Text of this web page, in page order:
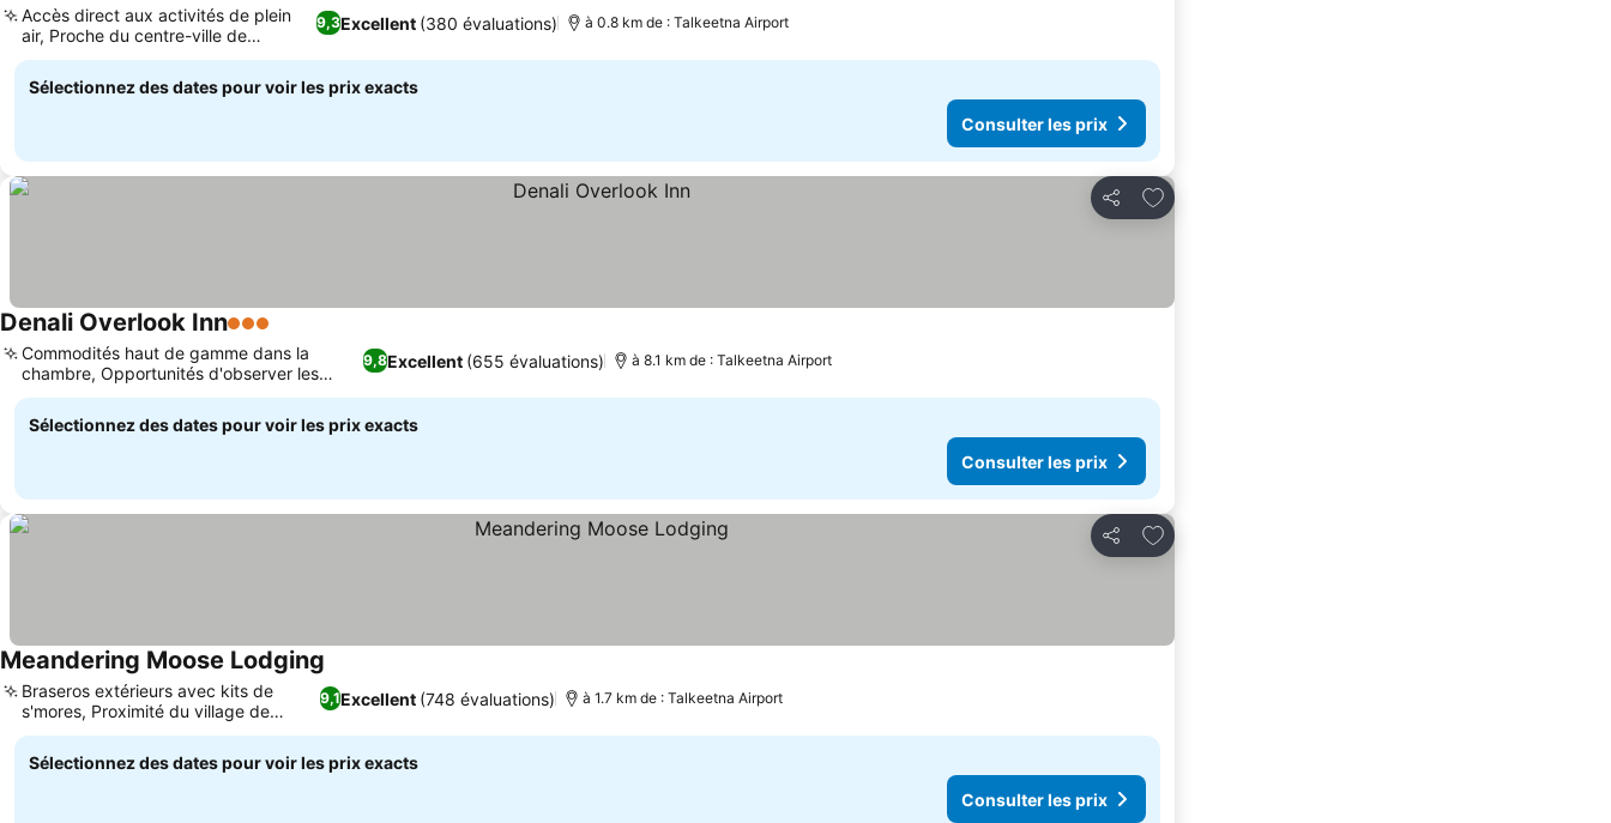
9,3Excellent (380 évaluations)
Accès direct aux activités de plein
air, Proche du centre-ville de
Talkeetna
à 0.8 km de : Talkeetna Airport
Sélectionnez des dates pour voir les prix exacts
Consulter les prix
Partager
Ajouter à mes favoris
Denali Overlook Inn3 Étoiles
9,8Excellent (655 évaluations)
Commodités haut de gamme dans la
chambre, Opportunités d'observer les
aurores boréales
à 8.1 km de : Talkeetna Airport
Sélectionnez des dates pour voir les prix exacts
Consulter les prix
Partager
Ajouter à mes favoris
Meandering Moose Lodging
9,1Excellent (748 évaluations)
Braseros extérieurs avec kits de
s'mores, Proximité du village de
Talkeetna
à 1.7 km de : Talkeetna Airport
Sélectionnez des dates pour voir les prix exacts
Consulter les prix